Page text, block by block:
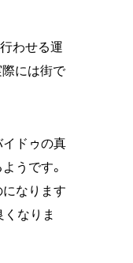
わせる運
際には街で
イドゥの真
うです。
なります
くなりま